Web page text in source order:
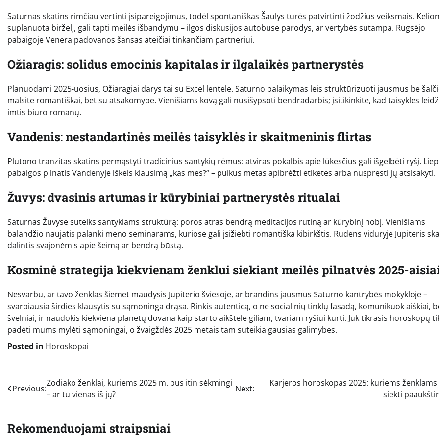
Saturnas skatins rimčiau vertinti įsipareigojimus, todėl spontaniškas Šaulys turės patvirtinti žodžius veiksmais.
suplanuota birželį, gali tapti meilės išbandymu – ilgos diskusijos autobuse parodys, ar vertybės sutampa. Rugsėjo
pabaigoje Venera padovanos šansas ateičiai tinkančiam partneriui.
Ožiaragis: solidus emocinis kapitalas ir ilgalaikės partnerystės
Planuodami 2025-uosius, Ožiaragiai darys tai su Excel lentele. Saturno palaikymas leis struktūrizuoti jausmus be
malsite romantiškai, bet su atsakomybe. Vienišiams kovą gali nusišypsoti bendradarbis; įsitikinkite, kad taisyklės
imtis biuro romanų.
Vandenis: nestandartinės meilės taisyklės ir skaitmeninis flirtas
Plutono tranzitas skatins permąstyti tradicinius santykių rėmus: atviras pokalbis apie lūkesčius gali išgelbėti ryšį.
pabaigos pilnatis Vandenyje iškels klausimą „kas mes?“ – puikus metas apibrėžti etiketes arba nuspręsti jų atsisakyti.
Žuvys: dvasinis artumas ir kūrybiniai partnerystės ritualai
Saturnas Žuvyse suteiks santykiams struktūrą: poros atras bendrą meditacijos rutiną ar kūrybinį hobį. Vienišiams
balandžio naujatis palanki meno seminarams, kuriose gali įsižiebti romantiška kibirkštis. Rudens viduryje Jupiteris
dalintis svajonėmis apie šeimą ar bendrą būstą.
Kosminė strategija kiekvienam ženklui siekiant meilės pilnatvės 2025-
Nesvarbu, ar tavo ženklas šiemet maudysis Jupiterio šviesoje, ar brandins jausmus Saturno kantrybės mokykloje –
svarbiausia širdies klausytis su sąmoninga drąsa. Rinkis autenticą, o ne socialinių tinklų fasadą, komunikuok aiškiai,
švelniai, ir naudokis kiekviena planetų dovana kaip starto aikštele giliam, tvariam ryšiui kurti. Juk tikrasis horoskopų
padėti mums mylėti sąmoningai, o žvaigždės 2025 metais tam suteikia gausias galimybes.
Posted in Horoskopai
Navigacija
įrašų
Previous:
Zodiako ženklai, kuriems 2025 m. bus itin sėkmingi
– ar tu vienas iš jų?
Next:
Karjeros horoskopas 2025: kuriems
siekti
Rekomenduojami straipsniai